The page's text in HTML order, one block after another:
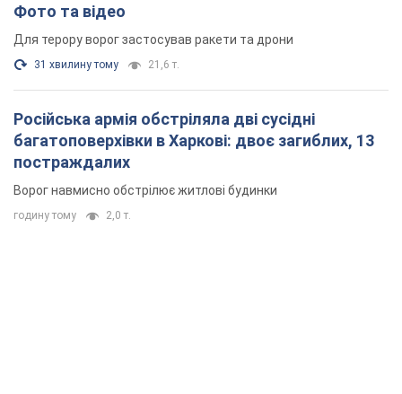
Фото та відео
Для терору ворог застосував ракети та дрони
31 хвилину тому 21,6 т.
Російська армія обстріляла дві сусідні
багатоповерхівки в Харкові: двоє загиблих, 13
постраждалих
Ворог навмисно обстрілює житлові будинки
годину тому 2,0 т.